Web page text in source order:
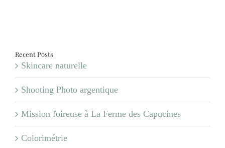
Recent Posts
Skincare naturelle
Shooting Photo argentique
Mission foireuse à La Ferme des Capucines
Colorimétrie